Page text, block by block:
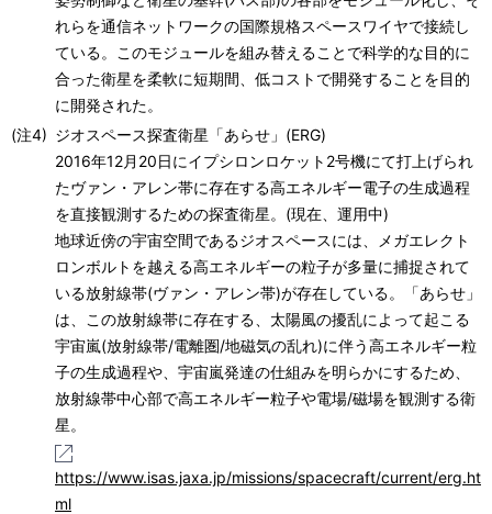
れらを通信ネットワークの国際規格スペースワイヤで接続し
ている。このモジュールを組み替えることで科学的な目的に
合った衛星を柔軟に短期間、低コストで開発することを目的
に開発された。
(注4) ジオスペース探査衛星「あらせ」(ERG)
2016年12月20日にイプシロンロケット2号機にて打上げられ
たヴァン・アレン帯に存在する高エネルギー電子の生成過程
を直接観測するための探査衛星。(現在、運用中)
地球近傍の宇宙空間であるジオスペースには、メガエレクト
ロンボルトを越える高エネルギーの粒子が多量に捕捉されて
いる放射線帯(ヴァン・アレン帯)が存在している。「あらせ」
は、この放射線帯に存在する、太陽風の擾乱によって起こる
宇宙嵐(放射線帯/電離圏/地磁気の乱れ)に伴う高エネルギー粒
子の生成過程や、宇宙嵐発達の仕組みを明らかにするため、
放射線帯中心部で高エネルギー粒子や電場/磁場を観測する衛
星。
https://www.isas.jaxa.jp/missions/spacecraft/current/erg.ht
ml